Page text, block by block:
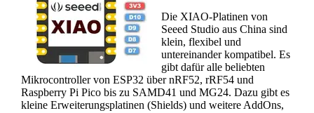
Die XIAO-Platinen von
Seeed Studio aus China sind
klein, flexibel und
untereinander kompatibel. Es
gibt dafür alle beliebten
Mikrocontroller von ESP32 über nRF52, rRF54 und
Raspberry Pi Pico bis zu SAMD41 und MG24. Dazu gibt es
kleine Erweiterungsplatinen (Shields) und weitere AddOns,